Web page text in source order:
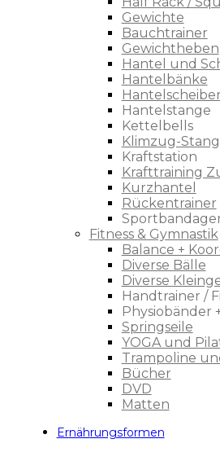
Gewichte
Bauchtrainer
Gewichtheben
Hantel und
Hantelbänke
Hantelstange
Kettelbells
Klimzug-
Kraftstation
Krafttraining
Kurzhantel
Rückentrainer
Fitness & Gymnastik
Balance +
Diverse Bälle
Diverse
Handtrainer /
Physiobänder
Springseile
YOGA und
Trampoline
Bücher
DVD
Matten
Ernährungsformen